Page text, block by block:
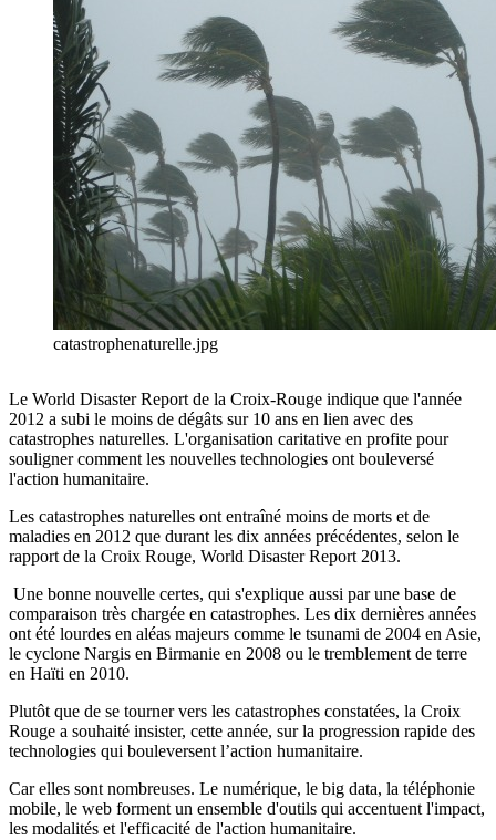
catastrophenaturelle.jpg
Le World Disaster Report de la Croix-Rouge indique que l'année
2012 a subi le moins de dégâts sur 10 ans en lien avec des
catastrophes naturelles. L'organisation caritative en profite pour
souligner comment les nouvelles technologies ont bouleversé
l'action humanitaire.
Les catastrophes naturelles ont entraîné moins de morts et de
maladies en 2012 que durant les dix années précédentes, selon le
rapport de la Croix Rouge, World Disaster Report 2013.
Une bonne nouvelle certes, qui s'explique aussi par une base de
comparaison très chargée en catastrophes. Les dix dernières années
ont été lourdes en aléas majeurs comme le tsunami de 2004 en Asie,
le cyclone Nargis en Birmanie en 2008 ou le tremblement de terre
en Haïti en 2010.
Plutôt que de se tourner vers les catastrophes constatées, la Croix
Rouge a souhaité insister, cette année, sur la progression rapide des
technologies qui bouleversent l’action humanitaire.
Car elles sont nombreuses. Le numérique, le big data, la téléphonie
mobile, le web forment un ensemble d'outils qui accentuent l'impact,
les modalités et l'efficacité de l'action humanitaire.